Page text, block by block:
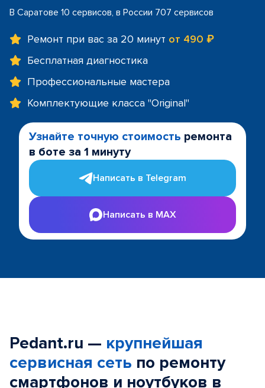
В Саратове 10 сервисов, в России 707 сервисов
Ремонт при вас за 20 минут от 490 ₽
Бесплатная диагностика
Профессиональные мастера
Комплектующие класса "Original"
Узнайте точную стоимость ремонта
в боте за 1 минуту
Написать в Telegram
Написать в MAX
Pedant.ru — крупнейшая
сервисная сеть по ремонту
смартфонов и ноутбуков в